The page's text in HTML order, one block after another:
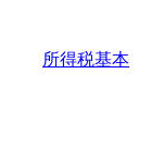
所得税基本